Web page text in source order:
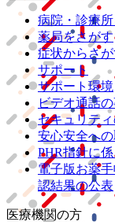
病院・診療
薬局をさがす
症状からさが
サポート
サポート環境
ビデオ通話
セキュリテ
安心安全へ
PHR指針に
電子版お薬
認結果の公表
医療機関の方